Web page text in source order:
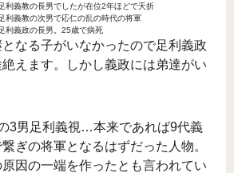
義教の長男でしたが在位2年ほどで夭折
義教の次男で応仁の乱の時代の将軍
義政の長男。25歳で病死
なる子がいなかったので足利義政
えます。しかし義政には弟達がい
3男足利義視…本来であれば9代義
ぎの将軍となるはずだった人物。
因の一端を作ったとも言われてい